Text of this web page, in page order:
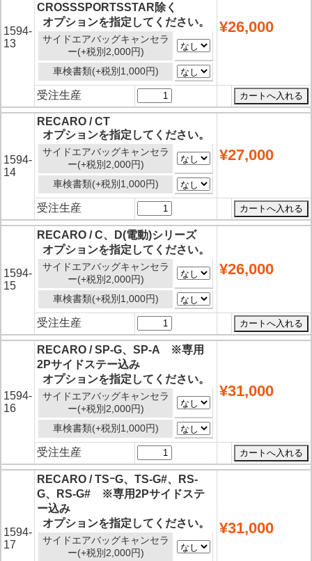
1594-
13
CROSSSPORTSSTAR除く
オプションを指定してください。
サイドエアバッグキャンセラ
ー(+税別2,000円)
車検書類(+税別1,000円)
¥26,000
受注生産
1594-
14
RECARO / CT
オプションを指定してください。
サイドエアバッグキャンセラ
ー(+税別2,000円)
車検書類(+税別1,000円)
¥27,000
受注生産
1594-
15
RECARO / C、D(電動)シリーズ
オプションを指定してください。
サイドエアバッグキャンセラ
ー(+税別2,000円)
車検書類(+税別1,000円)
¥26,000
受注生産
1594-
16
RECARO / SP-G、SP-A ※専用
2Pサイドステー込み
オプションを指定してください。
サイドエアバッグキャンセラ
ー(+税別2,000円)
車検書類(+税別1,000円)
¥31,000
受注生産
1594-
17
RECARO / TSｰG、TS-G#、RS-
G、RS-G# ※専用2Pサイドステ
ー込み
オプションを指定してください。
サイドエアバッグキャンセラ
ー(+税別2,000円)
¥31,000